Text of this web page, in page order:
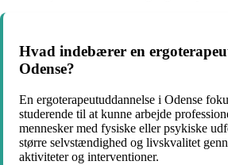
Hvad indebærer en
Odense?
En ergoterapeutuddannelse i Odense
studerende til at kunne arbejde
mennesker med fysiske eller psykiske
større selvstændighed og livskvalitet
aktiviteter og interventioner.